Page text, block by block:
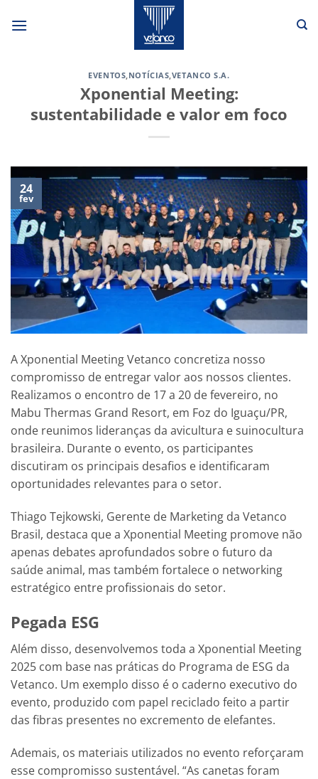
EVENTOS,NOTÍCIAS,VETANCO S.A.
Xponential Meeting:
sustentabilidade e valor em foco
24
fev
A Xponential Meeting Vetanco concretiza nosso
compromisso de entregar valor aos nossos clientes.
Realizamos o encontro de 17 a 20 de fevereiro, no
Mabu Thermas Grand Resort, em Foz do Iguaçu/PR,
onde reunimos lideranças da avicultura e suinocultura
brasileira. Durante o evento, os participantes
discutiram os principais desafios e identificaram
oportunidades relevantes para o setor.
Thiago Tejkowski, Gerente de Marketing da Vetanco
Brasil, destaca que a Xponential Meeting promove não
apenas debates aprofundados sobre o futuro da
saúde animal, mas também fortalece o networking
estratégico entre profissionais do setor.
Pegada ESG
Além disso, desenvolvemos toda a Xponential Meeting
2025 com base nas práticas do Programa de ESG da
Vetanco. Um exemplo disso é o caderno executivo do
evento, produzido com papel reciclado feito a partir
das fibras presentes no excremento de elefantes.
Ademais, os materiais utilizados no evento reforçaram
esse compromisso sustentável. “As canetas foram